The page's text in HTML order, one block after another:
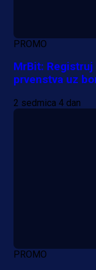
PROMO
MrBit:
prvenstva uz
2 sedmica 4 dan
PROMO